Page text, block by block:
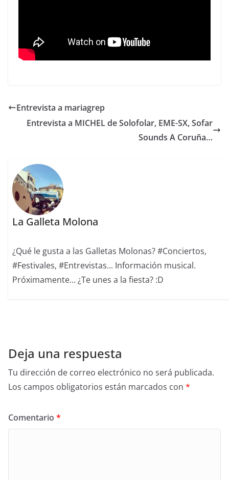
Entrevista a mariagrep
Entrevista a MICHEL de Solofolar, EME-SX, Sofar
Sounds A Coruña…
La Galleta Molona
¿Qué le gusta a las Galletas Molonas? #Conciertos,
#Festivales, #Entrevistas... Información musical.
Próximamente... ¿Te unes a la fiesta? :D
Deja una respuesta
Tu dirección de correo electrónico no será publicada.
Los campos obligatorios están marcados con *
Comentario *